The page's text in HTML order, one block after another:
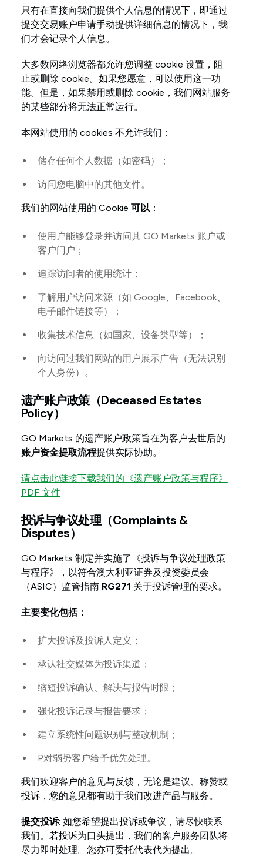
只有在直接向我们提供个人信息的情况下，即通过
提交交易账户申请手动提供详细信息的情况下，我
们才会记录个人信息。
大多数网络浏览器都允许您调整 cookie 设置，阻
止或删除 cookie。如果您愿意，可以使用这一功
能。但是，如果禁用或删除 cookie，我们网站服务
的某些部分将无法正常运行。
本网站使用的 cookies 不允许我们：
储存任何个人数据（如密码）；
访问您电脑中的其他文件。
我们的网站使用的 Cookie 可以：
使用户能够登录并访问其 GO Markets 账户或
客户门户；
追踪访问者的使用统计；
了解用户访问来源（如 Google、Facebook、
电子邮件链接等）；
收集技术信息（如国家、设备类型等）；
向访问过我们网站的用户展示广告（无法识别
个人身份）。
遗产账户政策（Deceased Estates
Policy）
GO Markets 的遗产账户政策旨在为客户去世后的
账户资金提取流程提供实际协助。
请点击此链接下载我们的《遗产账户政策与程序》
PDF 文件
投诉与争议处理（Complaints &
Disputes）
GO Markets 制定并实施了《投诉与争议处理政策
与程序》，以符合澳大利亚证券及投资委员会
（ASIC）监管指南 RG271 关于投诉管理的要求。
主要变化包括：
扩大投诉及投诉人定义；
承认社交媒体为投诉渠道；
缩短投诉确认、解决与报告时限；
强化投诉记录与报告要求；
建立系统性问题识别与整改机制；
P对弱势客户给予优先处理。
我们欢迎客户的意见与反馈，无论是建议、称赞或
投诉，您的意见都有助于我们改进产品与服务。
提交投诉: 如您希望提出投诉或争议，请尽快联系
我们。若投诉为口头提出，我们的客户服务团队将
尽力即时处理。您亦可委托代表代为提出。